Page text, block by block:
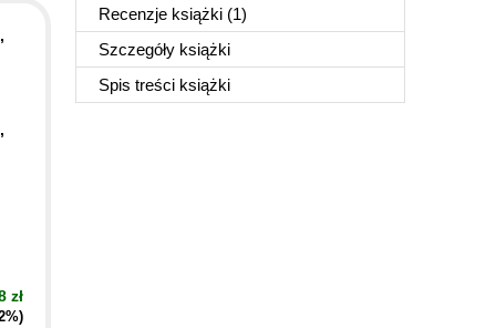
Recenzje książki (1)
Szczegóły książki
Spis treści książki
zł